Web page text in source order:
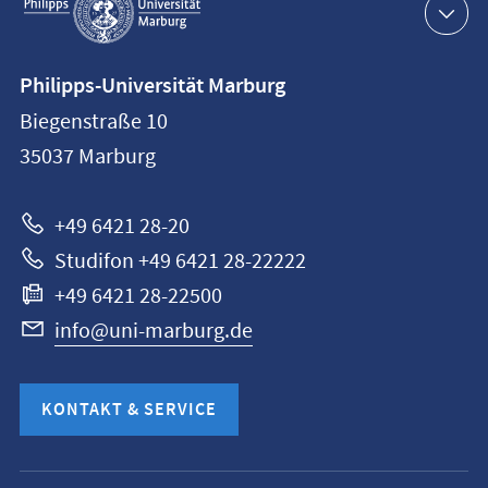
Navigation
Philipps-
Universität
Marburg
Philipps-Universität Marburg
Biegenstraße 10
35037 Marburg
+49 6421 28-20
Studifon +49 6421 28-22222
+49 6421 28-22500
info@uni-marburg.de
KONTAKT & SERVICE